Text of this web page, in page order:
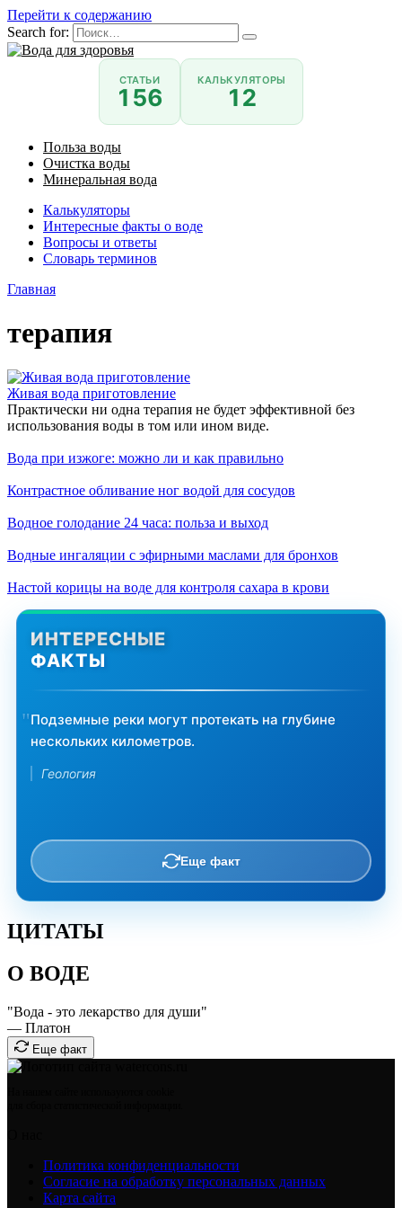
Перейти к содержанию
Search for:
СТАТЬИ
156
КАЛЬКУЛЯТОРЫ
12
Польза воды
Очистка воды
Минеральная вода
Калькуляторы
Интересные факты о воде
Вопросы и ответы
Словарь терминов
Главная
терапия
Живая вода приготовление
Практически ни одна терапия не будет эффективной без
использования воды в том или ином виде.
Вода при изжоге: можно ли и как правильно
Контрастное обливание ног водой для сосудов
Водное голодание 24 часа: польза и выход
Водные ингаляции с эфирными маслами для бронхов
Настой корицы на воде для контроля сахара в крови
ИНТЕРЕСНЫЕ
ФАКТЫ
Подземные реки могут протекать на глубине
нескольких километров.
Геология
Еще факт
ЦИТАТЫ
О ВОДЕ
"Вода - это лекарство для души"
— Платон
Еще факт
Политика конфиденциальности
Согласие на обработку персональных данных
Карта сайта